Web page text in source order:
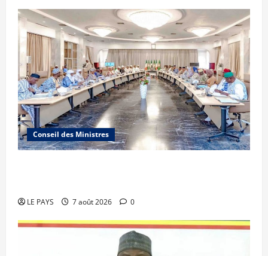
Conseil des Ministres
LE PAYS 7 août 2026 0